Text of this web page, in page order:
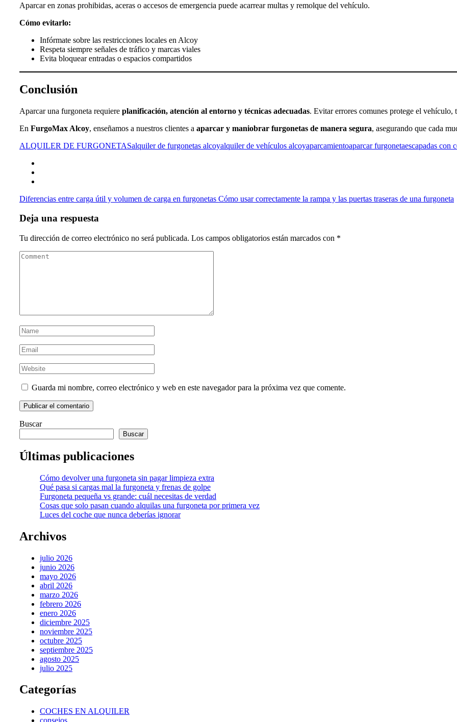
Aparcar en zonas prohibidas, aceras o accesos de emergencia puede acarrear multas y remolque del vehículo.
Cómo evitarlo:
Infórmate sobre las restricciones locales en Alcoy
Respeta siempre señales de tráfico y marcas viales
Evita bloquear entradas o espacios compartidos
Conclusión
Aparcar una furgoneta requiere planificación, atención al entorno y técnicas adecuadas. Evitar errores comunes protege el vehículo,
En FurgoMax Alcoy, enseñamos a nuestros clientes a aparcar y maniobrar furgonetas de manera segura, asegurando que cada
ALQUILER DE FURGONETASalquiler de furgonetas alcoyalquiler de vehículos alcoyaparcamientoaparcar furgonetaescapadas con
Diferencias entre carga útil y volumen de carga en furgonetas Cómo usar correctamente la rampa y las puertas traseras de una furgoneta
Deja una respuesta
Tu dirección de correo electrónico no será publicada. Los campos obligatorios están marcados con *
Guarda mi nombre, correo electrónico y web en este navegador para la próxima vez que comente.
Buscar
Buscar
Últimas publicaciones
Cómo devolver una furgoneta sin pagar limpieza extra
Qué pasa si cargas mal la furgoneta y frenas de golpe
Furgoneta pequeña vs grande: cuál necesitas de verdad
Cosas que solo pasan cuando alquilas una furgoneta por primera vez
Luces del coche que nunca deberías ignorar
Archivos
julio 2026
junio 2026
mayo 2026
abril 2026
marzo 2026
febrero 2026
enero 2026
diciembre 2025
noviembre 2025
octubre 2025
septiembre 2025
agosto 2025
julio 2025
Categorías
COCHES EN ALQUILER